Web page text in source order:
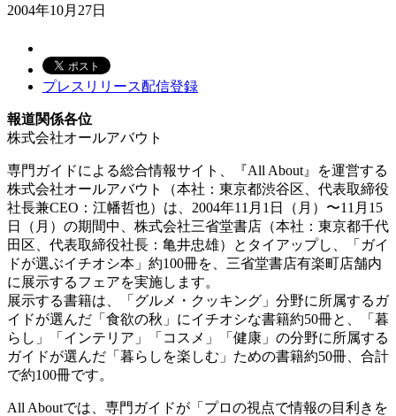
2004年10月27日
プレスリリース配信登録
報道関係各位
株式会社オールアバウト
専門ガイドによる総合情報サイト、『All About』を運営する
株式会社オールアバウト（本社：東京都渋谷区、代表取締役
社長兼CEO：江幡哲也）は、2004年11月1日（月）〜11月15
日（月）の期間中、株式会社三省堂書店（本社：東京都千代
田区、代表取締役社長：亀井忠雄）とタイアップし、「ガイ
ドが選ぶイチオシ本」約100冊を、三省堂書店有楽町店舗内
に展示するフェアを実施します。
展示する書籍は、「グルメ・クッキング」分野に所属するガ
イドが選んだ「食欲の秋」にイチオシな書籍約50冊と、「暮
らし」「インテリア」「コスメ」「健康」の分野に所属する
ガイドが選んだ「暮らしを楽しむ」ための書籍約50冊、合計
で約100冊です。
All Aboutでは、専門ガイドが「プロの視点で情報の目利きを